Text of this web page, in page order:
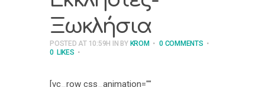
Ξωκλήσια
POSTED AT 10:59H IN BY KROM
0 COMMENTS
0 LIKES
[vc_row css_animation=""